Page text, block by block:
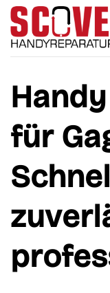
Zum
Inhalt
springen
für